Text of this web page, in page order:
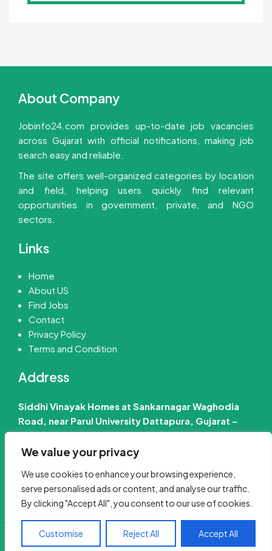
We value your privacy
We use cookies to enhance your browsing experience,
serve personalised ads or content, and analyse our traffic.
By clicking "Accept All", you consent to our use of cookies.
Customise Reject All Accept All
00:09:53
About Company
Jobinfo24.com provides up-to-date job vacancies
across Gujarat with official notifications, making job
search easy and reliable.
The site offers well-organized categories by location
and field, helping users quickly find relevant
opportunities in government, private, and NGO
sectors.
Links
Home
About US
Find Jobs
Contact
Privacy Policy
Terms and Condition
Address
Siddhi Vinayak Homes at Sankarnagar Waghodia
Road, near Parul University Dattapura, Gujarat –
391760 India
📧 Email Us :- info@jobinfo24.com
Phone :-+91 88660 89386
Copyright 2025 Jobinfo24.com